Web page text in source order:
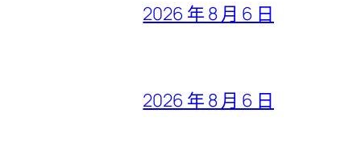
2026 年 8 月 6 日
2026 年 8 月 6 日